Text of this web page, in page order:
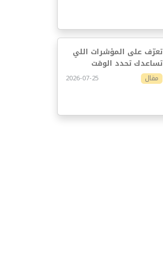
تعرّف على المؤشرات اللي
تساعدك تحدد الوقت
المناسب للاستثمار
مقال 2026-07-25